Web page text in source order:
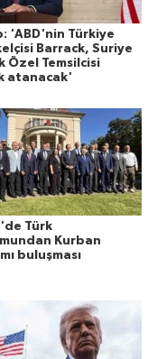
'ABD'nin Türkiye
Barrack, Suriye
Özel Temsilcisi
atanacak'
Türk
Kurban
buluşması